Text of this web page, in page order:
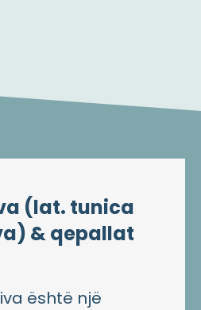
(lat. tunica
& qepallat
është një